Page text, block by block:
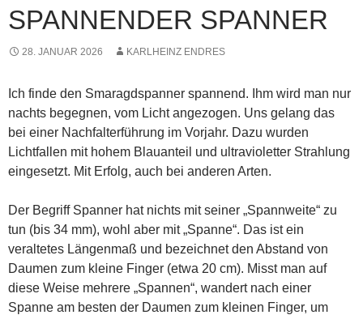
SPANNENDER SPANNER
28. JANUAR 2026 KARLHEINZ ENDRES
Ich finde den Smaragdspanner spannend. Ihm wird man nur
nachts begegnen, vom Licht angezogen. Uns gelang das
bei einer Nachfalterführung im Vorjahr. Dazu wurden
Lichtfallen mit hohem Blauanteil und ultravioletter Strahlung
eingesetzt. Mit Erfolg, auch bei anderen Arten.
Der Begriff Spanner hat nichts mit seiner „Spannweite“ zu
tun (bis 34 mm), wohl aber mit „Spanne“. Das ist ein
veraltetes Längenmaß und bezeichnet den Abstand von
Daumen zum kleine Finger (etwa 20 cm). Misst man auf
diese Weise mehrere „Spannen“, wandert nach einer
Spanne am besten der Daumen zum kleinen Finger, um